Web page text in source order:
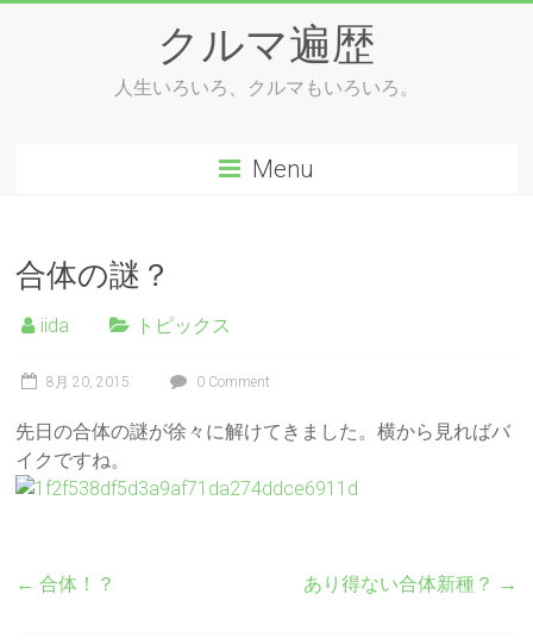
クルマ遍歴
人生いろいろ、クルマもいろいろ。
Menu
合体の謎？
iida トピックス
8月 20, 2015 0 Comment
先日の合体の謎が徐々に解けてきました。横から見ればバ
イクですね。
← 合体！？ あり得ない合体新種？ →